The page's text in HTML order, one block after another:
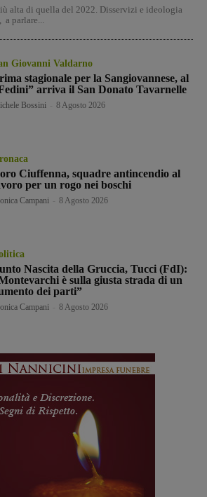
alta di quella del 2022. Disservizi e ideologia
parlare...
Giovanni Valdarno
stagionale per la Sangiovannese, al
arriva il San Donato Tavarnelle
Bossini 8 Agosto 2026
Ciuffenna, squadre antincendio al
per un rogo nei boschi
Campani 8 Agosto 2026
Nascita della Gruccia, Tucci (FdI):
è sulla giusta strada di un
dei parti”
Campani 8 Agosto 2026